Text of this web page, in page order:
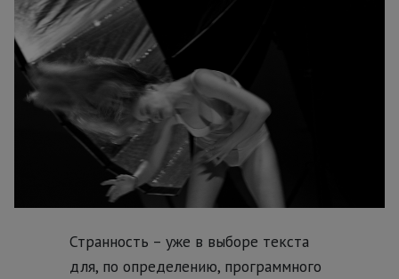
Странность – уже в выборе текста
для, по определению, программного